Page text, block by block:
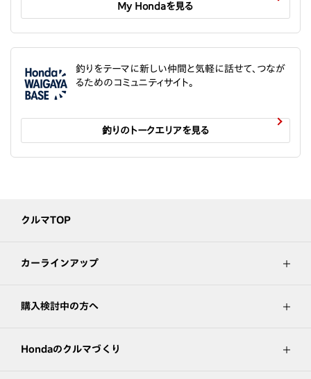
My Hondaを見る
釣りをテーマに新しい仲間と気軽に話せて、つなが
るためのコミュニティサイト。
釣りのトークエリアを見る
クルマTOP
カーラインアップ
購入検討中の方へ
Hondaのクルマづくり